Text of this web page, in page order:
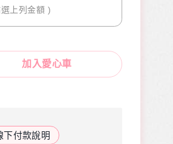
上列金額 )
加入愛心車
下付款說明